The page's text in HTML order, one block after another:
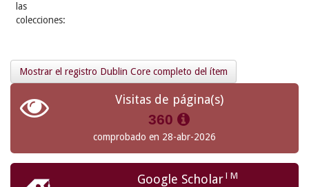
las
colecciones:
Mostrar el registro Dublin Core completo del ítem
Visitas de página(s)
360
comprobado en 28-abr-2026
Google ScholarTM